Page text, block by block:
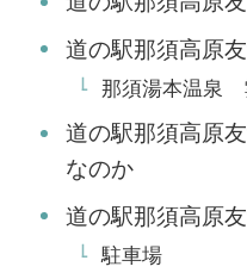
道の駅那須高原
那須湯本温泉
道の駅那須高原
なのか
道の駅那須高原
駐車場